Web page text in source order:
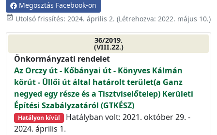
Megosztás Facebook-on
event_available Utolsó frissítés: 2024. április 2. (Létrehozva: 2022. május 10.)
36/2019.
(VIII.22.)
Önkormányzati rendelet
Az Orczy út - Kőbányai út - Könyves Kálmán
körút - Üllői út által határolt terület(a Ganz
negyed egy része és a Tisztviselőtelep) Kerületi
Építési Szabályzatáról (GTKÉSZ)
Hatályon kívül Hatályban volt: 2021. október 29. -
2024. április 1.